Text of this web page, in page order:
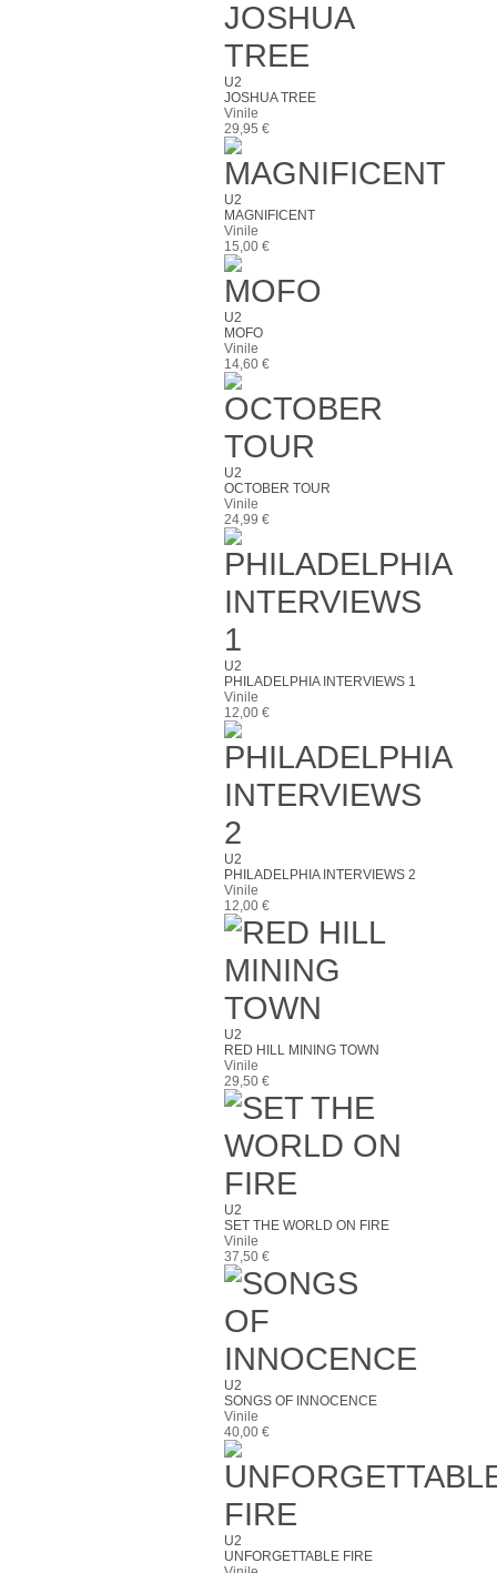
U2
JOSHUA TREE
Vinile
29,95 €
U2
MAGNIFICENT
Vinile
15,00 €
U2
MOFO
Vinile
14,60 €
U2
OCTOBER TOUR
Vinile
24,99 €
U2
PHILADELPHIA INTERVIEWS 1
Vinile
12,00 €
U2
PHILADELPHIA INTERVIEWS 2
Vinile
12,00 €
U2
RED HILL MINING TOWN
Vinile
29,50 €
U2
SET THE WORLD ON FIRE
Vinile
37,50 €
U2
SONGS OF INNOCENCE
Vinile
40,00 €
U2
UNFORGETTABLE FIRE